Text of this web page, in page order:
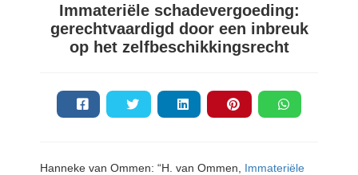
Immateriële schadevergoeding:
gerechtvaardigd door een inbreuk
op het zelfbeschikkingsrecht
Hanneke van Ommen: “H. van Ommen, Immateriële